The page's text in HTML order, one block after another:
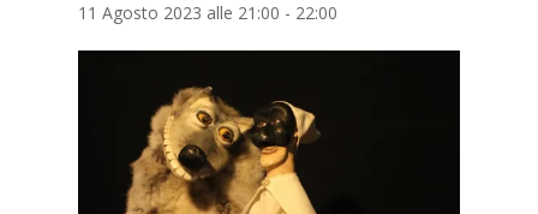
11 Agosto 2023 alle 21:00 - 22:00